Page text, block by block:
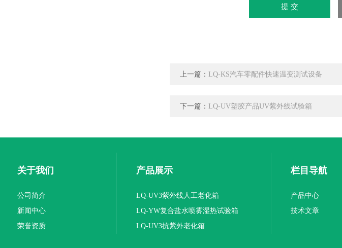
上一篇： LQ-KS汽车零配件快速温变测试设备
下一篇： LQ-UV塑胶产品UV紫外线试验箱
关于我们
公司简介
新闻中心
荣誉资质
产品展示
LQ-UV3紫外线人工老化箱
LQ-YW复合盐水喷雾湿热试验箱
LQ-UV3抗紫外老化箱
栏目导航
产品中心
技术文章